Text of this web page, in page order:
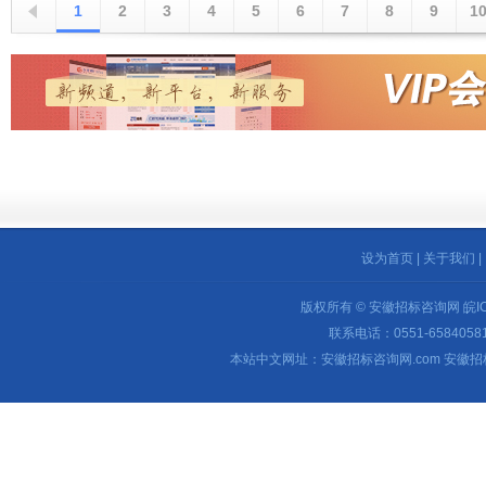
1 2 3 4 5 6 7 8 9 10
设为首页 关于我们
版权所有 © 安徽招标咨询网 皖
联系电话：0551-
本站中文网址：安徽招标咨询网.com 安徽